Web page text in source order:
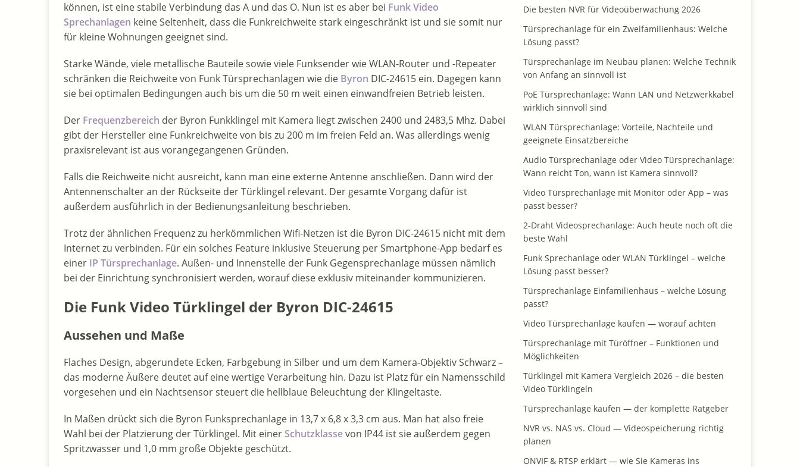
können, ist eine stabile Verbindung das A und das O. Nun ist es aber bei Funk Video
Sprechanlagen keine Seltenheit, dass die Funkreichweite stark eingeschränkt ist und sie somit nur
für kleine Wohnungen geeignet sind.
Starke Wände, viele metallische Bauteile sowie viele Funksender wie WLAN-Router und -Repeater
schränken die Reichweite von Funk Türsprechanlagen wie die Byron DIC-24615 ein. Dagegen kann
sie bei optimalen Bedingungen auch bis um die 50 m weit einen einwandfreien Betrieb leisten.
Der Frequenzbereich der Byron Funkklingel mit Kamera liegt zwischen 2400 und 2483,5 Mhz. Dabei
gibt der Hersteller eine Funkreichweite von bis zu 200 m im freien Feld an. Was allerdings wenig
praxisrelevant ist aus vorangegangenen Gründen.
Falls die Reichweite nicht ausreicht, kann man eine externe Antenne anschließen. Dann wird der
Antennenschalter an der Rückseite der Türklingel relevant. Der gesamte Vorgang dafür ist
außerdem ausführlich in der Bedienungsanleitung beschrieben.
Trotz der ähnlichen Frequenz zu herkömmlichen Wifi-Netzen ist die Byron DIC-24615 nicht mit dem
Internet zu verbinden. Für ein solches Feature inklusive Steuerung per Smartphone-App bedarf es
einer IP Türsprechanlage. Außen- und Innenstelle der Funk Gegensprechanlage müssen nämlich
bei der Einrichtung synchronisiert werden, worauf diese exklusiv miteinander kommunizieren.
Die Funk Video Türklingel der Byron DIC-24615
Aussehen und Maße
Flaches Design, abgerundete Ecken, Farbgebung in Silber und um dem Kamera-Objektiv Schwarz –
das moderne Äußere deutet auf eine wertige Verarbeitung hin. Dazu ist Platz für ein Namensschild
vorgesehen und ein Nachtsensor steuert die hellblaue Beleuchtung der Klingeltaste.
In Maßen drückt sich die Byron Funksprechanlage in 13,7 x 6,8 x 3,3 cm aus. Man hat also freie
Wahl bei der Platzierung der Türklingel. Mit einerSchutzklassevon IP44 ist sie außerdem gegen
Spritzwasser und 1,0 mm große Objekte geschützt.
Die besten NVR für Videoüberwachung 2026
Türsprechanlage für ein Zweifamilienhaus: Welche
Lösung passt?
Türsprechanlage im Neubau planen: Welche Technik
von Anfang an sinnvoll ist
PoE Türsprechanlage: Wann LAN und Netzwerkkabel
wirklich sinnvoll sind
WLAN Türsprechanlage: Vorteile, Nachteile und
geeignete Einsatzbereiche
Audio Türsprechanlage oder Video Türsprechanlage:
Wann reicht Ton, wann ist Kamera sinnvoll?
Video Türsprechanlage mit Monitor oder App – was
passt besser?
2-Draht Videosprechanlage: Auch heute noch oft die
beste Wahl
Funk Sprechanlage oder WLAN Türklingel – welche
Lösung passt besser?
Türsprechanlage Einfamilienhaus – welche Lösung
passt?
Video Türsprechanlage kaufen — worauf achten
Türsprechanlage mit Türöffner – Funktionen und
Möglichkeiten
Türklingel mit Kamera Vergleich 2026 – die besten
Video Türklingeln
Türsprechanlage kaufen — der komplette Ratgeber
NVR vs. NAS vs. Cloud — Videospeicherung richtig
planen
ONVIF & RTSP erklärt — wie Sie Kameras ins